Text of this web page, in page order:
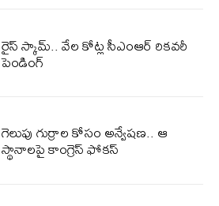
రైస్ స్కామ్.. వేల కోట్ల‌ సీఎంఆర్ రికవరీ
పెండింగ్
గెలుపు గుర్రాల కోసం అన్వేషణ.. ఆ
స్థానాలపై కాంగ్రెస్ ఫోకస్